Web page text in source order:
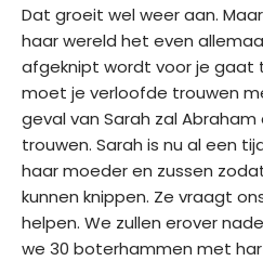
Dat groeit wel weer aan.
haar wereld het even
afgeknipt wordt voor je gaat
moet je verloofde trouwen
geval van Sarah zal
trouwen. Sarah is nu al een
haar moeder en zussen
kunnen knippen. Ze vraagt
helpen. We zullen erover
we 30 boterhammen met